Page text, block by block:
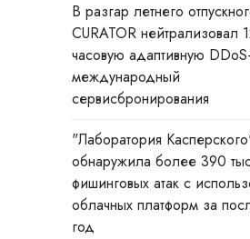
В разгар летнего
CURATOR нейтрализовал
часовую адаптивную
международный
сервисбронирования
"Лаборатория
обнаружила более 390
фишинговых атак с
облачных платформ за
год